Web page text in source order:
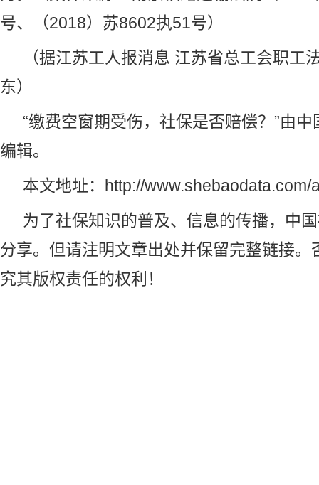
号、（2018）苏8602执51号）
（据江苏工人报消息 江苏省总工会职工
东）
“缴费空窗期受伤，社保是否赔偿？”由中
编辑。
本文地址：
http://www.shebaodata.com/
为了社保知识的普及、信息的传播， 中
分享。但请注明文章出处并保留完整链接。
究其版权责任的权利！